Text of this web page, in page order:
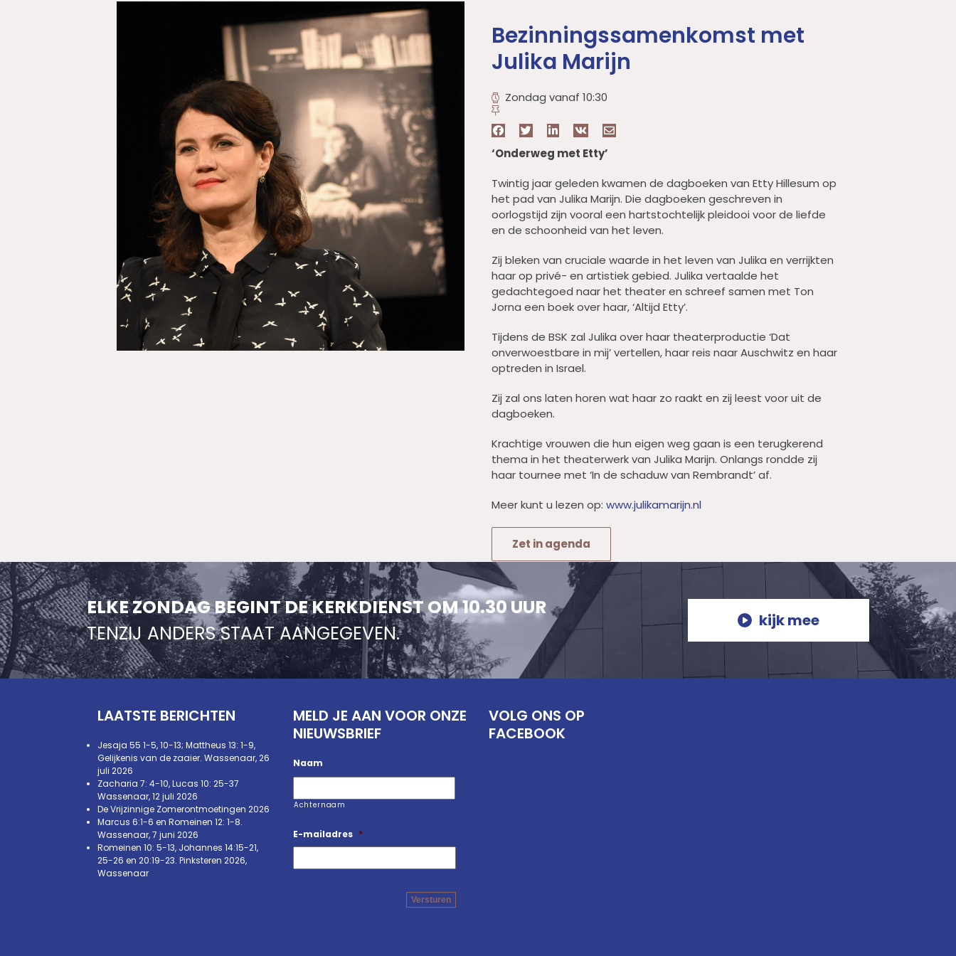
Bezinningssamenkomst met
Julika Marijn
Zondag vanaf 10:30
‘Onderweg met Etty’
Twintig jaar geleden kwamen de dagboeken van Etty Hillesum op
het pad van Julika Marijn. Die dagboeken geschreven in
oorlogstijd zijn vooral een hartstochtelijk pleidooi voor de liefde
en de schoonheid van het leven.
Zij bleken van cruciale waarde in het leven van Julika en verrijkten
haar op privé- en artistiek gebied. Julika vertaalde het
gedachtegoed naar het theater en schreef samen met Ton
Jorna een boek over haar, ‘Altijd Etty’.
Tijdens de BSK zal Julika over haar theaterproductie ‘Dat
onverwoestbare in mij’ vertellen, haar reis naar Auschwitz en haar
optreden in Israel.
Zij zal ons laten horen wat haar zo raakt en zij leest voor uit de
dagboeken.
Krachtige vrouwen die hun eigen weg gaan is een terugkerend
thema in het theaterwerk van Julika Marijn. Onlangs rondde zij
haar tournee met ‘In de schaduw van Rembrandt’ af.
Meer kunt u lezen op: www.julikamarijn.nl
Zet in agenda
ELKE ZONDAG BEGINT DE KERKDIENST OM 10.30 UUR
TENZIJ ANDERS STAAT AANGEGEVEN.
kijk mee
LAATSTE BERICHTEN
Jesaja 55 1-5, 10-13; Mattheus 13: 1-9,
Gelijkenis van de zaaier. Wassenaar, 26
juli 2026
Zacharia 7: 4-10, Lucas 10: 25-37
Wassenaar, 12 juli 2026
De Vrijzinnige Zomerontmoetingen 2026
Marcus 6:1-6 en Romeinen 12: 1-8.
Wassenaar, 7 juni 2026
Romeinen 10: 5-13, Johannes 14:15-21,
25-26 en 20:19-23. Pinksteren 2026,
Wassenaar
MELD JE AAN VOOR ONZE
NIEUWSBRIEF
Naam
Achternaam
E-mailadres *
VOLG ONS OP
FACEBOOK